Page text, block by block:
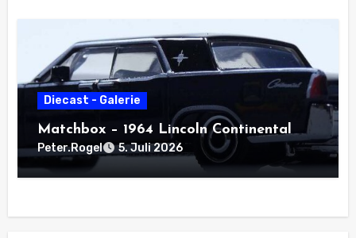
Diecast - Galerie
Matchbox – 1964 Lincoln Continental
Peter.Rogel 5. Juli 2026